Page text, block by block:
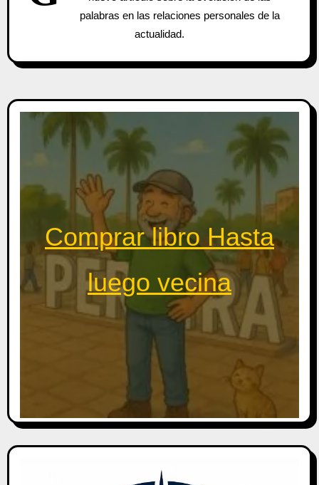
palabras en las relaciones personales de la
actualidad.
Comprar libro Hasta
luego vecina